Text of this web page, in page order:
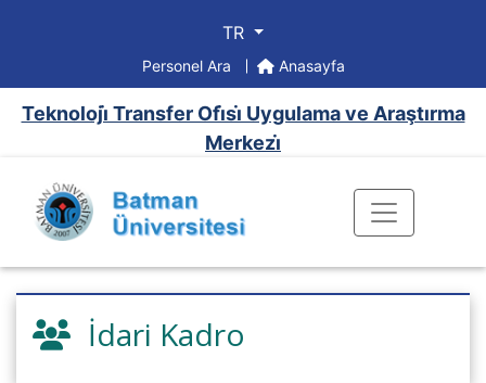
TR
Personel Ara Anasayfa
Teknoloji̇ Transfer Ofi̇si̇ Uygulama ve Araştırma
Merkezi̇
İdari Kadro